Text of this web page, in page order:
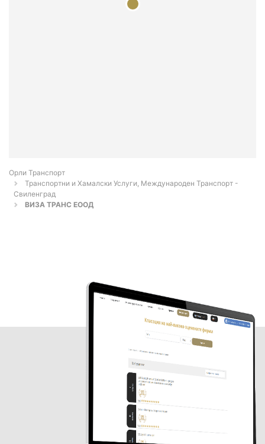
Орли Транспорт
Транспортни и Хамалски Услуги, Международен Транспорт -
Свиленград
ВИЗА ТРАНС ЕООД